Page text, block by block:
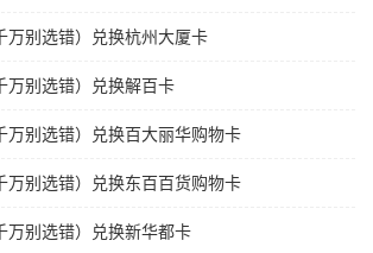
万别选错）兑换杭州大厦卡
万别选错）兑换解百卡
万别选错）兑换百大丽华购物卡
万别选错）兑换东百百货购物卡
万别选错）兑换新华都卡